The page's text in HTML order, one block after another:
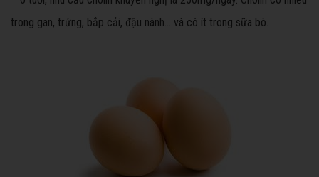
trong gan, trứng, bắp cải, đậu nành… và có ít trong sữa bò.